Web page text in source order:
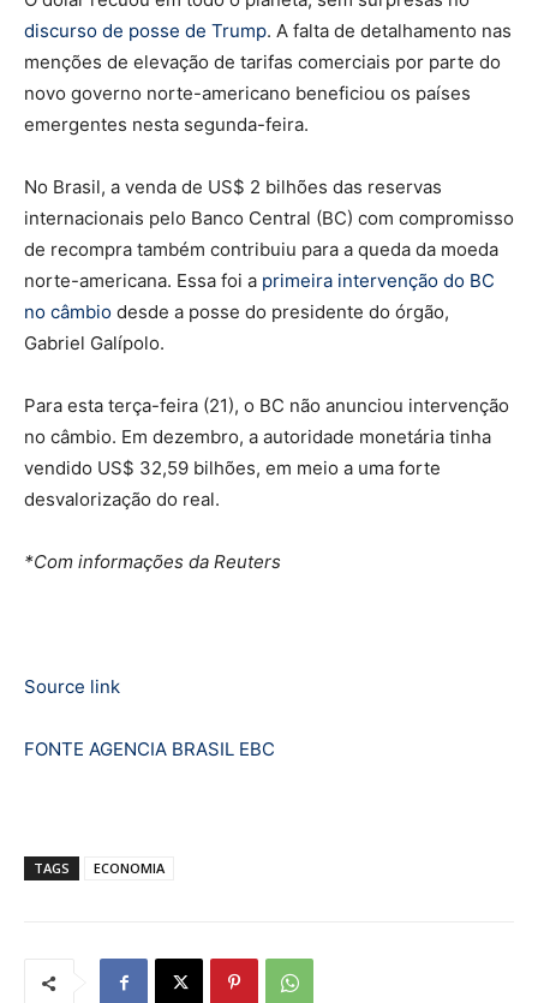
discurso de posse de Trump. A falta de detalhamento nas
menções de elevação de tarifas comerciais por parte do
novo governo norte-americano beneficiou os países
emergentes nesta segunda-feira.
No Brasil, a venda de US$ 2 bilhões das reservas
internacionais pelo Banco Central (BC) com compromisso
de recompra também contribuiu para a queda da moeda
norte-americana. Essa foi a primeira intervenção do BC
no câmbio desde a posse do presidente do órgão,
Gabriel Galípolo.
Para esta terça-feira (21), o BC não anunciou intervenção
no câmbio. Em dezembro, a autoridade monetária tinha
vendido US$ 32,59 bilhões, em meio a uma forte
desvalorização do real.
*Com informações da Reuters
Source link
FONTE AGENCIA BRASIL EBC
TAGS ECONOMIA